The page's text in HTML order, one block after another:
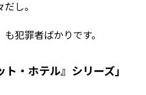
し。
犯罪者ばかりです。
ト・ホテル』シリーズ」